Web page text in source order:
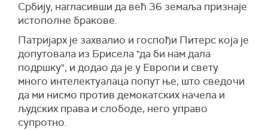
Србију, нагласивши да већ 36 земаља признаје
истополне бракове.
Патријарх је захвалио и госпођи Питерс која је
допутовала из Брисела "да би нам дала
подршку", и додао да је у Европи и свету
много интелектуалаца попут ње, што сведочи
да ми нисмо против демокатских начела и
људских права и слободе, него управо
супротно.